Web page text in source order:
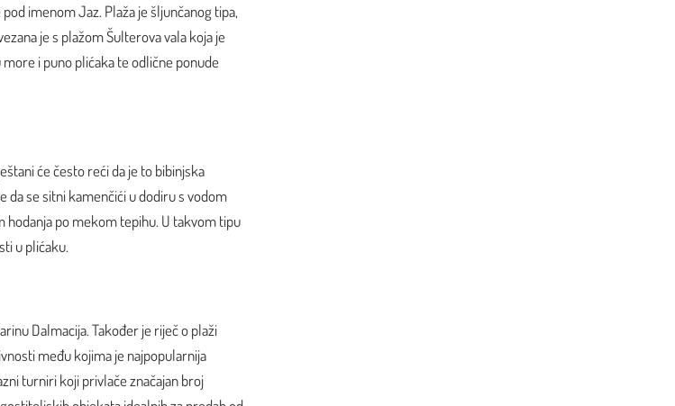
imenom Jaz. Plaža je šljunčanog tipa,
je s plažom Šulterova vala koja je
more i puno plićaka te odlične ponude
će često reći da je to bibinjska
da se sitni kamenčići u dodiru s vodom
hodanja po mekom tepihu. U takvom tipu
u plićaku.
Dalmacija. Također je riječ o plaži
među kojima je najpopularnija
turniri koji privlače značajan broj